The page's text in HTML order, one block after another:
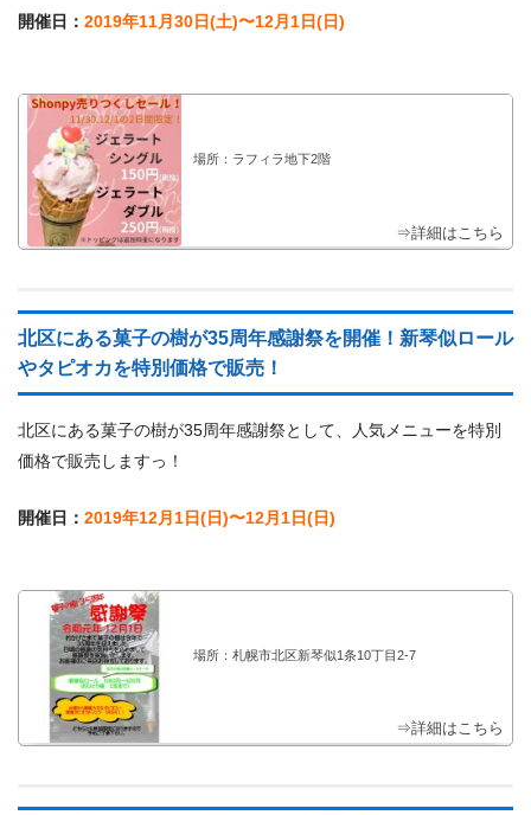
開催日： 2019年11月30日(土)〜12月1日(日)
場所：ラフィラ地下2階
⇒詳細はこちら
北区にある菓子の樹が35周年感謝祭を開催！新琴似ロール
やタピオカを特別価格で販売！
北区にある菓子の樹が35周年感謝祭として、人気メニューを特別
価格で販売しますっ！
開催日： 2019年12月1日(日)〜12月1日(日)
場所：札幌市北区新琴似1条10丁目2-7
⇒詳細はこちら